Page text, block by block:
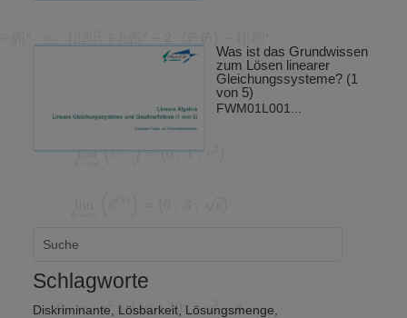
Was ist das Grundwissen
zum Lösen linearer
Gleichungssysteme? (1
von 5)
FWM01L001...
Schlagworte
Diskriminante Lösbarkeit, Lösungsmenge